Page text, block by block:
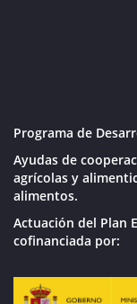
Programa de
Ayudas de
agrícolas y
alimentos.
Actuación del Plan
cofinanciada por: